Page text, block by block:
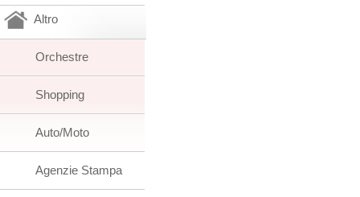
Altro
Orchestre
Shopping
Auto/Moto
Agenzie Stampa